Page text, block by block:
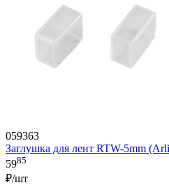
059363
Заглушка для лент RTW-5mm
5985
₽/шт